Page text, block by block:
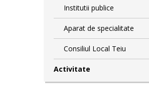
Institutii publice
Aparat de specialitate
Consiliul Local Teiu
Activitate